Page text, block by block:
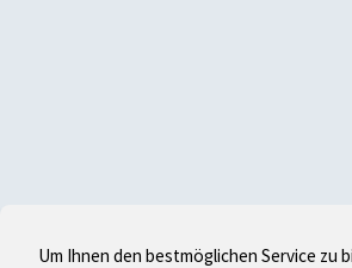
Um Ihnen den bestmöglichen Service zu